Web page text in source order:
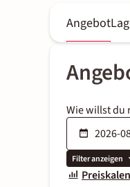
Angebot
Wie willst du
Filter anzeigen